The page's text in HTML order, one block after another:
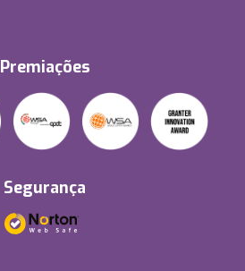
Premiações
Segurança